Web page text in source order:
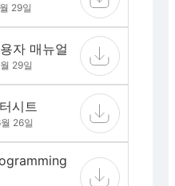
29일
자 매뉴얼
29일
시트
26일